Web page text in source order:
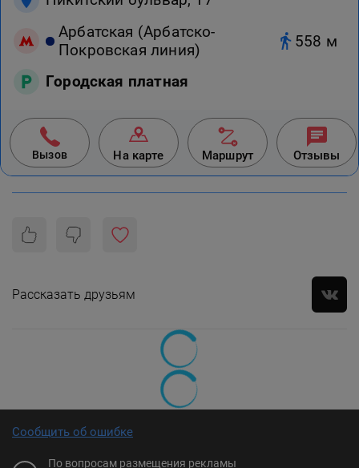
Арбатская (Арбатско-
Покровская линия)
558 м
Городская платная
Вызов На карте Маршрут Отзывы
Рассказать друзьям
Сообщить об ошибке
По вопросам размещения рекламы